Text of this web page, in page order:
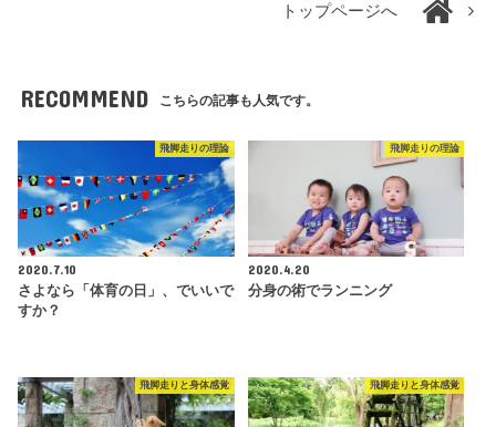
トップページへ
RECOMMEND こちらの記事も人気です。
飛脚走りの理論
2020.7.10
さよなら「体育の日」、でいいで
すか？
飛脚走りの理論
2020.4.20
分身の術でランニング
飛脚走りと身体感覚 飛脚走りと身体感覚